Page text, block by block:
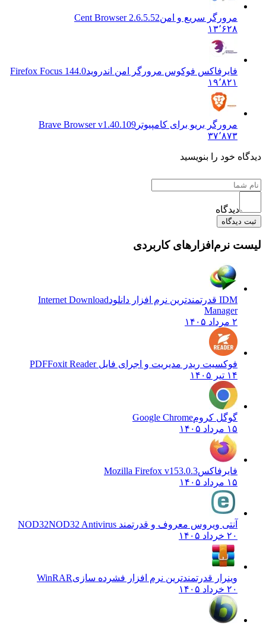
مرورگر سریع و امنCent Browser 2.6.5.52
۱۳٬۶۲۸
فایرفاکس فوکوس مرورگر امن اندرویدFirefox Focus 144.0
۱۹٬۸۲۱
مرورگر بریو برای کامپیوتر Brave Browser v1.40.109
۳۷٬۸۷۳
دیدگاه خود را بنویسید
دیدگاه
ثبت دیدگاه
لیست نرم‌افزارهای کاربردی
IDM قدرتمندترین نرم افزار دانلود
Internet Download
Manager
۲ مرداد ۱۴۰۵
فوکسیت ریدر مدیریت و اجرای فایل PDFFoxit Reader
۱۴ تیر ۱۴۰۵
گوگل کرومGoogle Chrome
۱۵ مرداد ۱۴۰۵
فایرفاکسMozilla Firefox v153.0.3
۱۵ مرداد ۱۴۰۵
آنتی ویروس معروف و قدرتمند NOD32 NOD32 Antivirus
۲۰ خرداد ۱۴۰۵
وینرار قدرتمندترین نرم افزار فشرده سازیWinRAR
۲۰ خرداد ۱۴۰۵